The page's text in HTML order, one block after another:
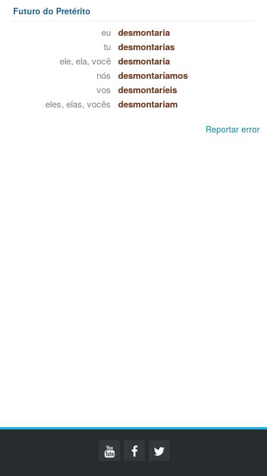
Futuro do Pretérito
eu desmontaria
tu desmontarias
ele, ela, você desmontaria
nós desmontaríamos
vos desmontaríeis
eles, elas, vocês desmontariam
Reportar error